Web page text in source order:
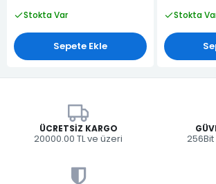
Stokta Var
Sepete Ekle
Stokta
ÜCRETSIZ KARGO
20000.00 TL ve üzeri